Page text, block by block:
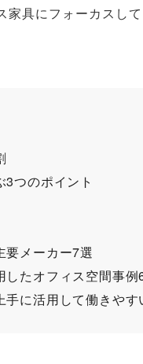
具にフォーカスし
つのポイント
要メーカー7選
たオフィス空間事例
に活用して働きやす